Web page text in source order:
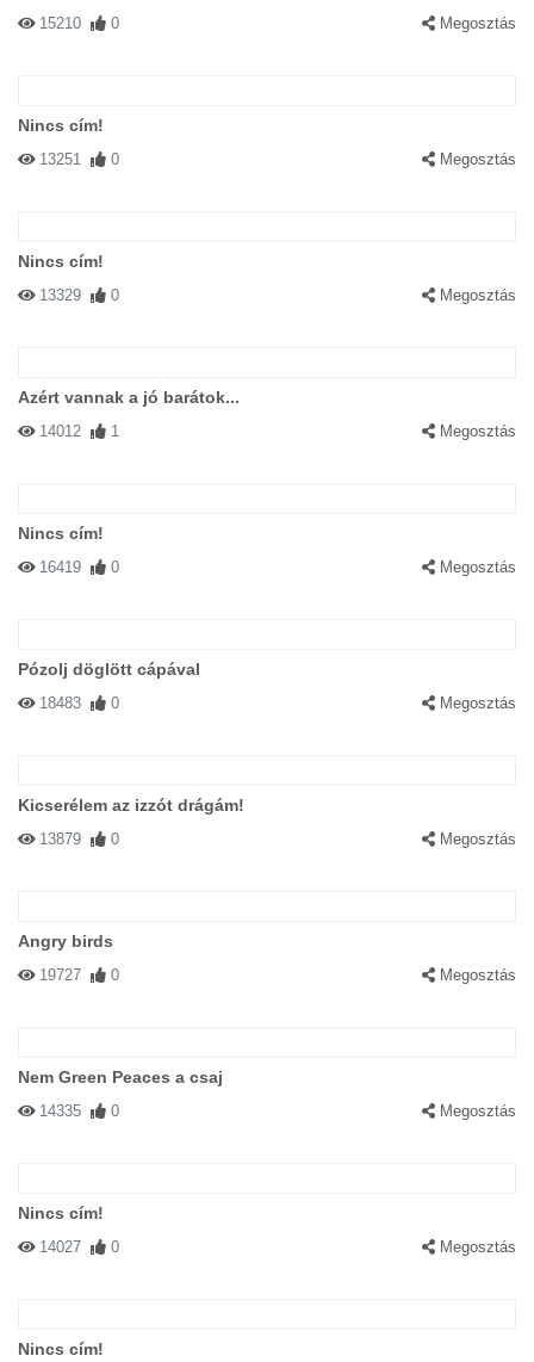
15210 0 Megosztás
Nincs cím!
13251 0 Megosztás
Nincs cím!
13329 0 Megosztás
Azért vannak a jó barátok...
14012 1 Megosztás
Nincs cím!
16419 0 Megosztás
Pózolj döglött cápával
18483 0 Megosztás
Kicserélem az izzót drágám!
13879 0 Megosztás
Angry birds
19727 0 Megosztás
Nem Green Peaces a csaj
14335 0 Megosztás
Nincs cím!
14027 0 Megosztás
Nincs cím!